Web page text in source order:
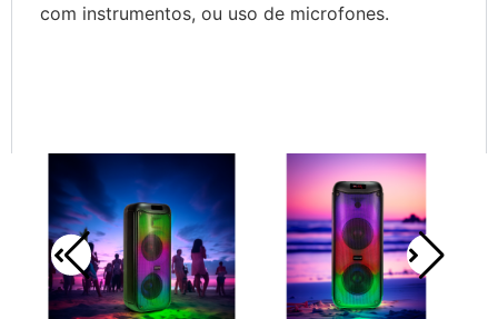
com instrumentos, ou uso de microfones.